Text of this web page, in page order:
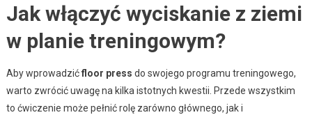
Jak włączyć wyciskanie z ziemi
w planie treningowym?
Aby wprowadzićfloor press do swojego programu treningowego,
warto zwrócić uwagę na kilka istotnych kwestii. Przede wszystkim
to ćwiczenie może pełnić rolę zarówno głównego, jak i